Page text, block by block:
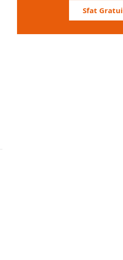
Sfat